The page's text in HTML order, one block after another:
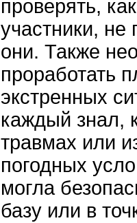
проверять,
участники,
они. Также
проработать
экстренных
каждый знал,
травмах или
погодных
могла
базу или в